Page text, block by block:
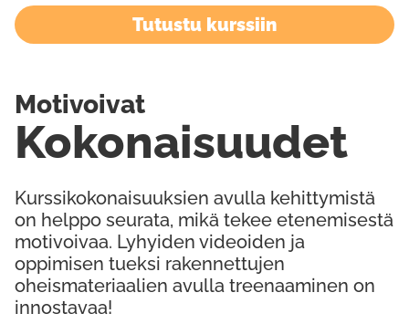
Tutustu kurssiin
Kurssikokonaisuuksien avulla kehittymistä
on helppo seurata, mikä tekee etenemisestä
motivoivaa. Lyhyiden videoiden ja
oppimisen tueksi rakennettujen
oheismateriaalien avulla treenaaminen on
innostavaa!
Kokonaisuudet
Motivoivat